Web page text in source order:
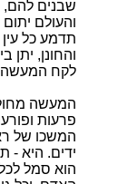
שבנים להם,
והעולם
תדמע כל
והחונן,
לקח
המעשה
פרעות
המשכו של
ידים. היא -
הוא סמל